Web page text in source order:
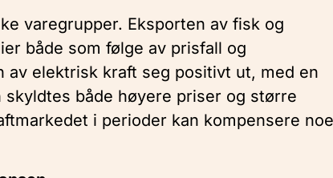
varegrupper. Eksporten av fisk og
både som følge av prisfall og
elektrisk kraft seg positivt ut, med en
både høyere priser og større
i perioder kan kompensere noe